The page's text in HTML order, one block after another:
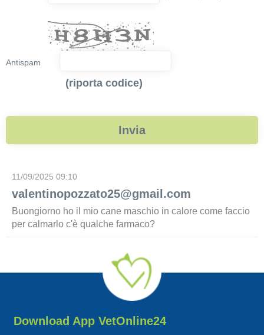
Antispam
(riporta codice)
11/09/2025 09:10
valentinopozzato25@gmail.com
Buongiorno ho il mio cane maschio in calore come faccio
per calmarlo c'è qualche farmaco?
Download App VetOnline24